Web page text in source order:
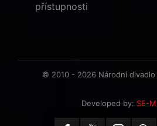
přístupnosti
© 2010 - 2026 Národní divadlo
Developed by: SE-